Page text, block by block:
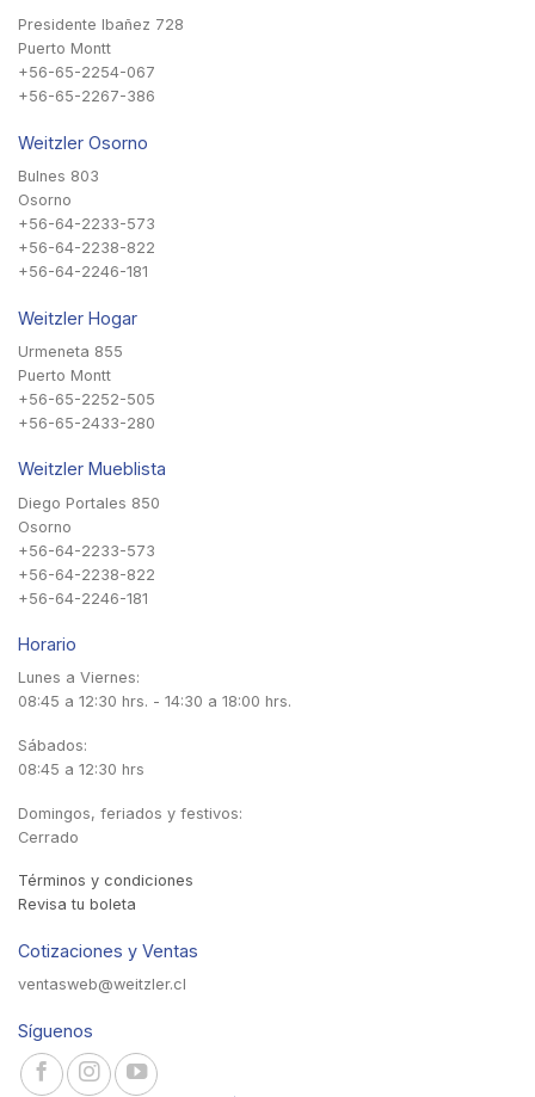
Presidente Ibañez 728
Puerto Montt
+56-65-2254-067
+56-65-2267-386
Weitzler Osorno
Bulnes 803
Osorno
+56-64-2233-573
+56-64-2238-822
+56-64-2246-181
Weitzler Hogar
Urmeneta 855
Puerto Montt
+56-65-2252-505
+56-65-2433-280
Weitzler Mueblista
Diego Portales 850
Osorno
+56-64-2233-573
+56-64-2238-822
+56-64-2246-181
Horario
Lunes a Viernes:
08:45 a 12:30 hrs. - 14:30 a 18:00 hrs.
Sábados:
08:45 a 12:30 hrs
Domingos, feriados y festivos:
Cerrado
Términos y condiciones
Revisa tu boleta
Cotizaciones y Ventas
ventasweb@weitzler.cl
Síguenos